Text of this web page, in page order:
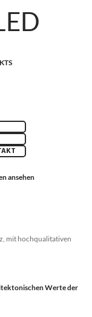
ansehen
mit hochqualitativen
Werte der